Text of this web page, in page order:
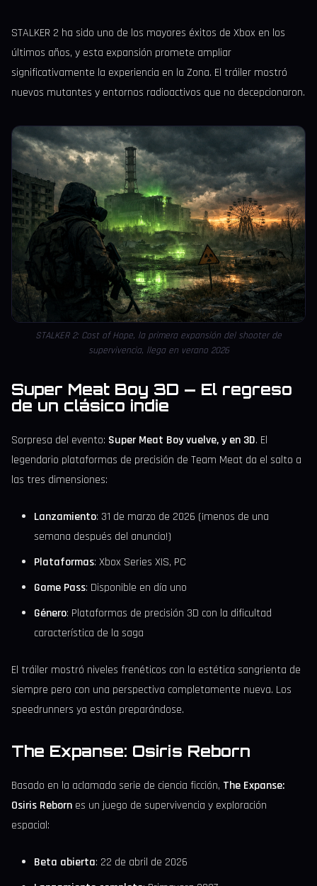
STALKER 2 ha sido uno de los mayores éxitos de Xbox en los
últimos años, y esta expansión promete ampliar
significativamente la experiencia en la Zona. El tráiler mostró
nuevos mutantes y entornos radioactivos que no decepcionaron.
STALKER 2: Cost of Hope, la primera expansión del shooter de
supervivencia, llega en verano 2026
Super Meat Boy 3D — El regreso
de un clásico indie
Sorpresa del evento: Super Meat Boy vuelve, y en 3D. El
legendario plataformas de precisión de Team Meat da el salto a
las tres dimensiones:
Lanzamiento: 31 de marzo de 2026 (¡menos de una
semana después del anuncio!)
Plataformas: Xbox Series X|S, PC
Game Pass: Disponible en día uno
Género: Plataformas de precisión 3D con la dificultad
característica de la saga
El tráiler mostró niveles frenéticos con la estética sangrienta de
siempre pero con una perspectiva completamente nueva. Los
speedrunners ya están preparándose.
The Expanse: Osiris Reborn
Basado en la aclamada serie de ciencia ficción, The Expanse:
Osiris Reborn es un juego de supervivencia y exploración
espacial:
Beta abierta: 22 de abril de 2026